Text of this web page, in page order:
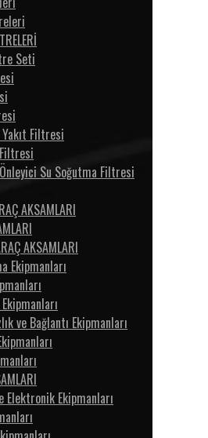
Seti
Yakıt Filtresi
Su Soğutma Filtresi
AKSAMLARI
AKSAMLARI
Ekipmanları
ve Bağlantı Ekipmanları
Elektronik Ekipmanları